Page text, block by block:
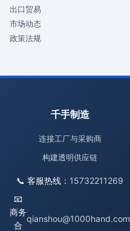
出口贸易
市场动态
政策法规
千手制造
连接工厂与采购商
构建透明供应链
📞 客服热线： 15732211269
📧
商务
合
qianshou@1000hand.com